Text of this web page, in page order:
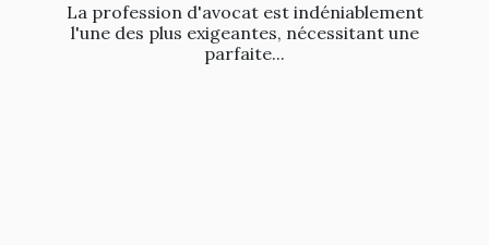
La profession d'avocat est indéniablement
l'une des plus exigeantes, nécessitant une
parfaite...